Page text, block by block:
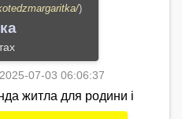
)
07-03 06:06:37
житла для родини і